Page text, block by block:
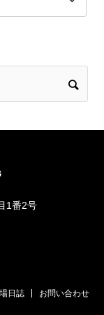
1番2号
日誌 お問い合わせ